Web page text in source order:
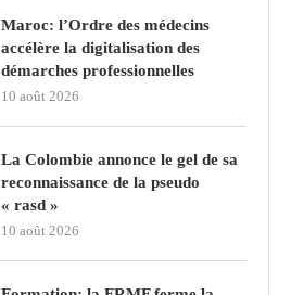
Maroc: l’Ordre des médecins
accélère la digitalisation des
démarches professionnelles
10 août 2026
La Colombie annonce le gel de sa
reconnaissance de la pseudo
« rasd »
10 août 2026